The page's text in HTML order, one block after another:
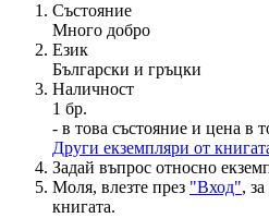
Състояние
Много добро
Език
Български и гръцки
Наличност
1 бр.
- в това състояние и цена в
Други екземпляри от
Задай въпрос относно
Моля, влезте през "Вход",
книгата.